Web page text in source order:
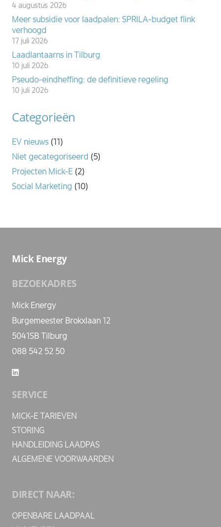
4 augustus 2026
Meer subsidie voor laadpalen: SPRILA-budget flink
verhoogd
17 juli 2026
Laadlantaarns in Tilburg
10 juli 2026
Pseudo-eindheffing: de definitieve regeling
10 juli 2026
Categorieën
EV nieuws (11)
Niet gecategoriseerd (5)
Projecten Mick-E (2)
Social Marketing (10)
Mick Energy
BEZOEKADRES
Mick Energy
Burgemeester Brokxlaan 12
5041SB Tilburg
088 542 52 50
SERVICE
MICK-E TARIEVEN
STORING
HANDLEIDING LAADPAS
ALGEMENE VOORWAARDEN
DIRECT NAAR:
OPENBARE LAADPAAL